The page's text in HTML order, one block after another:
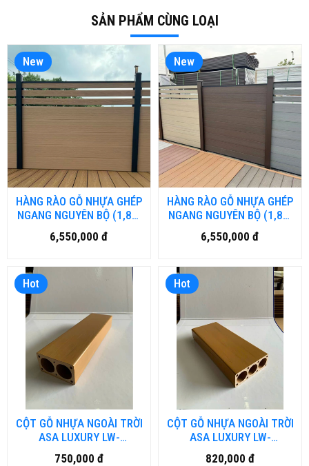
SẢN PHẨM CÙNG LOẠI
New
HÀNG RÀO GỖ NHỰA GHÉP
NGANG NGUYÊN BỘ (1,8m
x1,8m) MÀU TEAK
6,550,000 đ
New
HÀNG RÀO GỖ NHỰA GHÉP
NGANG NGUYÊN BỘ (1,8m
x1,8m)
6,550,000 đ
Hot
CỘT GỖ NHỰA NGOÀI TRỜI
ASA LUXURY LW-
LU70H40.DN
750,000 đ
Hot
CỘT GỖ NHỰA NGOÀI TRỜI
ASA LUXURY LW-
LU100H40.DN
820,000 đ